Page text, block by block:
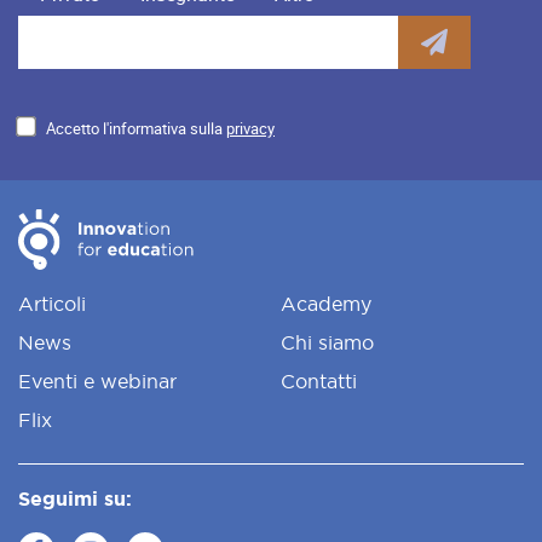
Accetto l'informativa sulla privacy
Articoli
News
Eventi e webinar
Flix
Academy
Chi siamo
Contatti
Seguimi su: